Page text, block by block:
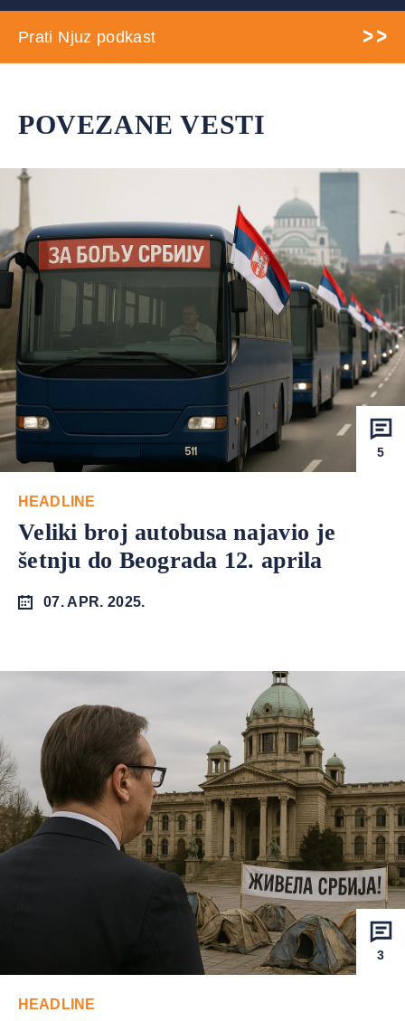
Prati Njuz podkast
POVEZANE VESTI
5
HEADLINE
Veliki broj autobusa najavio je
šetnju do Beograda 12. aprila
07. APR. 2025.
3
HEADLINE